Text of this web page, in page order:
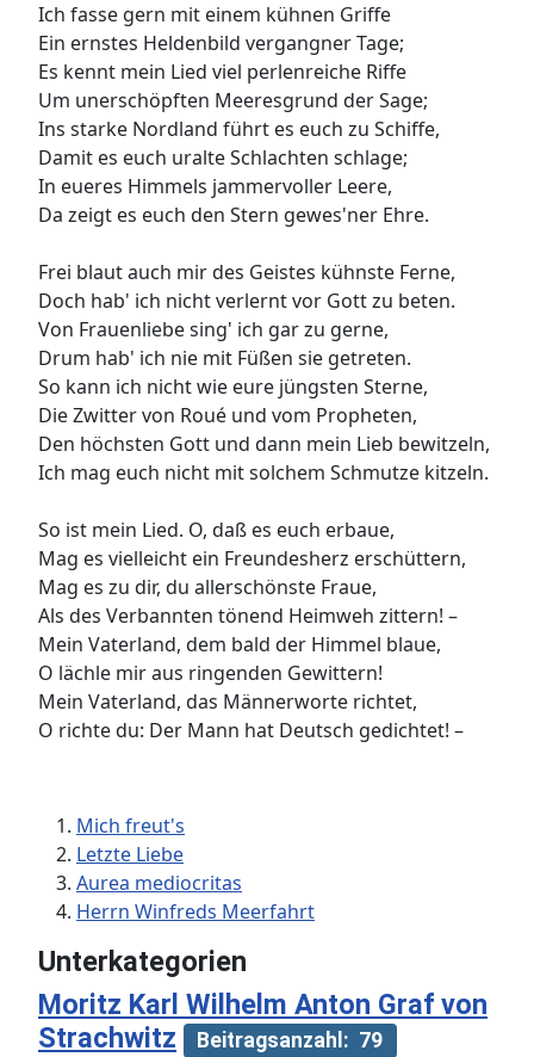
Ich fasse gern mit einem kühnen Griffe
Ein ernstes Heldenbild vergangner Tage;
Es kennt mein Lied viel perlenreiche Riffe
Um unerschöpften Meeresgrund der Sage;
Ins starke Nordland führt es euch zu Schiffe,
Damit es euch uralte Schlachten schlage;
In eueres Himmels jammervoller Leere,
Da zeigt es euch den Stern gewes'ner Ehre.
Frei blaut auch mir des Geistes kühnste Ferne,
Doch hab' ich nicht verlernt vor Gott zu beten.
Von Frauenliebe sing' ich gar zu gerne,
Drum hab' ich nie mit Füßen sie getreten.
So kann ich nicht wie eure jüngsten Sterne,
Die Zwitter von Roué und vom Propheten,
Den höchsten Gott und dann mein Lieb bewitzeln,
Ich mag euch nicht mit solchem Schmutze kitzeln.
So ist mein Lied. O, daß es euch erbaue,
Mag es vielleicht ein Freundesherz erschüttern,
Mag es zu dir, du allerschönste Fraue,
Als des Verbannten tönend Heimweh zittern! –
Mein Vaterland, dem bald der Himmel blaue,
O lächle mir aus ringenden Gewittern!
Mein Vaterland, das Männerworte richtet,
O richte du: Der Mann hat Deutsch gedichtet! –
Mich freut's
Letzte Liebe
Aurea mediocritas
Herrn Winfreds Meerfahrt
Unterkategorien
Moritz Karl Wilhelm Anton Graf von
Strachwitz
Beitragsanzahl: 79